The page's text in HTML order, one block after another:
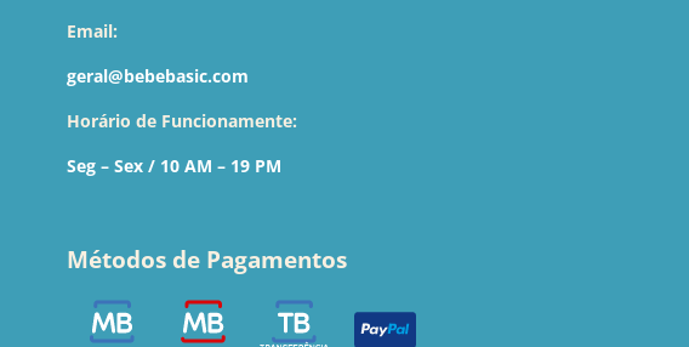
Email:
geral@bebebasic.com
Horário de Funcionamente:
Seg – Sex / 10 AM – 19 PM
Métodos de Pagamentos